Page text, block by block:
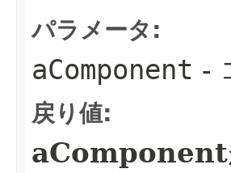
パラメータ:
aComponent -
戻り値:
aComponent